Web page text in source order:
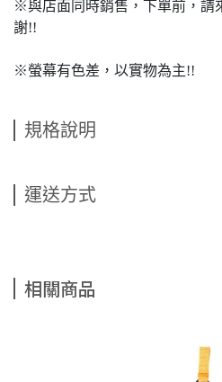
※與店面同時銷售，下單前，請
謝!!
※螢幕有色差，以實物為主!!
規格說明
運送方式
相關商品